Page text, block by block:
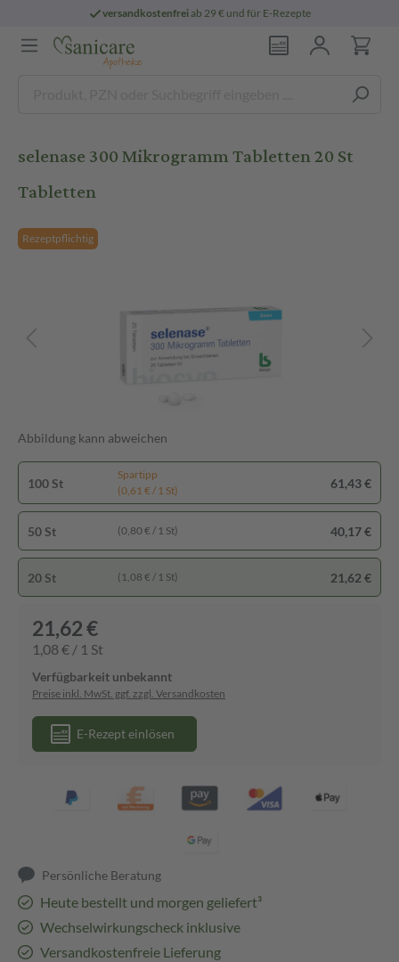
versandkostenfreiab 29 € und für E-Rezepte
selenase 300 Mikrogramm Tabletten 20 St
Tabletten
Rezeptpflichtig
Abbildung kann abweichen
100 St
Spartipp
(0,61 € / 1 St)
61,43 €
50 St (0,80 € / 1 St) 40,17 €
20 St (1,08 € / 1 St) 21,62 €
21,62 €
1,08 € / 1 St
Verfügbarkeit unbekannt
Preise inkl. MwSt. ggf. zzgl. Versandkosten
E-Rezept einlösen
Persönliche Beratung
Heute bestellt und morgen geliefert³
Wechselwirkungscheck inklusive
Versandkostenfreie Lieferung